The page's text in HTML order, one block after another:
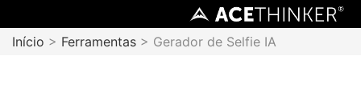
Início > Ferramentas > Gerador de Selfie IA